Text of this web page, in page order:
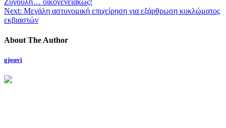
Ζυγούλη… οικογενειακώς!
Next: Μεγάλη αστυνομική επιχείρηση για εξάρθρωση κυκλώματος
εκβιαστών
About The Author
gjouvi